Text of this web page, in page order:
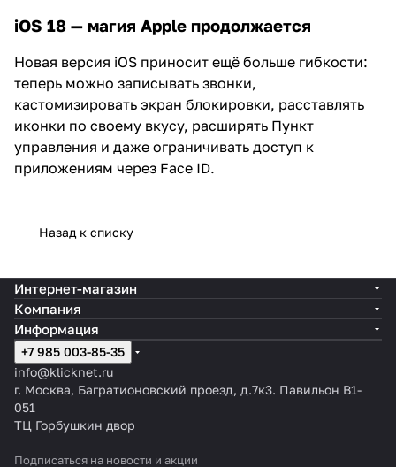
iOS 18 — магия Apple продолжается
Новая версия iOS приносит ещё больше гибкости:
теперь можно записывать звонки,
кастомизировать экран блокировки, расставлять
иконки по своему вкусу, расширять Пункт
управления и даже ограничивать доступ к
приложениям через Face ID.
Назад к списку
Интернет-магазин
Компания
Информация
+7 985 003-85-35
info@klicknet.ru
г. Москва, Багратионовский проезд, д.7к3. Павильон B1-
051
ТЦ Горбушкин двор
Подписаться на новости и акции